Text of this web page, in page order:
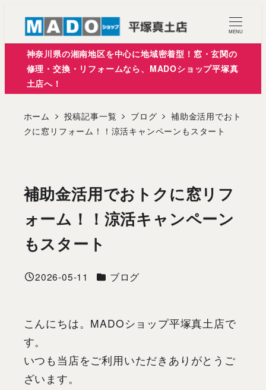
MENU
神奈川県の湘南地区を中心に地域密着型！窓・玄関の
修理・交換・リフォームなら、MADOショップ平塚真
土店へ！
ホーム 投稿記事一覧 ブログ
補助金活用でおト
クに窓リフォーム！！涼活キャンペーンもスタート
補助金活用でおトクに窓リフ
ォーム！！涼活キャンペーン
もスタート
投稿日
2026-05-11 カテゴリー
ブログ
こんにちは。MADOショップ平塚真土店で
す。
いつも当店をご利用いただきありがとうご
ざいます。